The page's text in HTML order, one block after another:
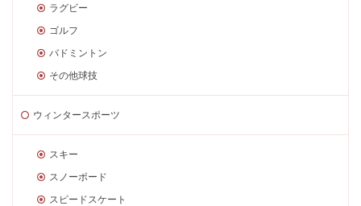
ラグビー
ゴルフ
バドミントン
その他球技
ウィンタースポーツ
スキー
スノーボード
スピードスケート